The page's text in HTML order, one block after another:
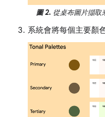
圖 2. 從桌布圖片擷取
系統會將每個主要顏